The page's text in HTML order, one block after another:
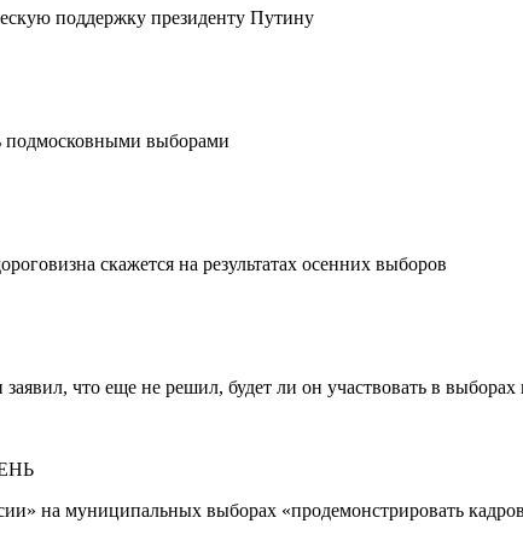
поддержку президенту Путину
подмосковными выборами
скажется на результатах осенних выборов
что еще не решил, будет ли он участвовать в
на муниципальных выборах «продемонстрировать